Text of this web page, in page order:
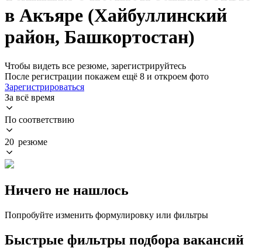
в Акъяре (Хайбуллинский
район, Башкортостан)
Чтобы видеть все резюме, зарегистрируйтесь
После регистрации покажем ещё 8 и откроем фото
Зарегистрироваться
За всё время
По соответствию
20 резюме
Ничего не нашлось
Попробуйте изменить формулировку или фильтры
Быстрые фильтры подбора вакансий